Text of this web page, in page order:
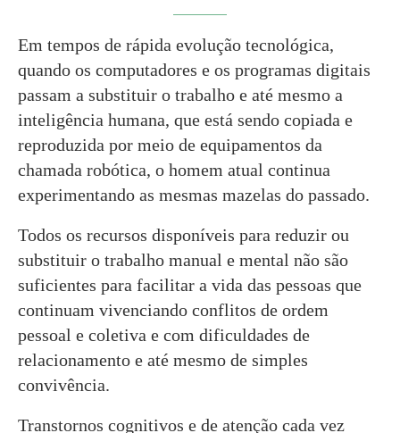
Em tempos de rápida evolução tecnológica,
quando os computadores e os programas digitais
passam a substituir o trabalho e até mesmo a
inteligência humana, que está sendo copiada e
reproduzida por meio de equipamentos da
chamada robótica, o homem atual continua
experimentando as mesmas mazelas do passado.
Todos os recursos disponíveis para reduzir ou
substituir o trabalho manual e mental não são
suficientes para facilitar a vida das pessoas que
continuam vivenciando conflitos de ordem
pessoal e coletiva e com dificuldades de
relacionamento e até mesmo de simples
convivência.
Transtornos cognitivos e de atenção cada vez